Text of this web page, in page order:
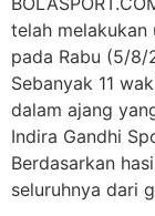
telah melakukan
pada Rabu (5/8/
Sebanyak 11
dalam ajang
Indira Gandhi
Berdasarkan
seluruhnya dari